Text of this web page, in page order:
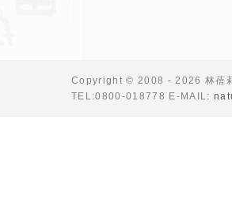
Copyright © 2008 - 2026 林
TEL:0800-018778 E-MAIL: